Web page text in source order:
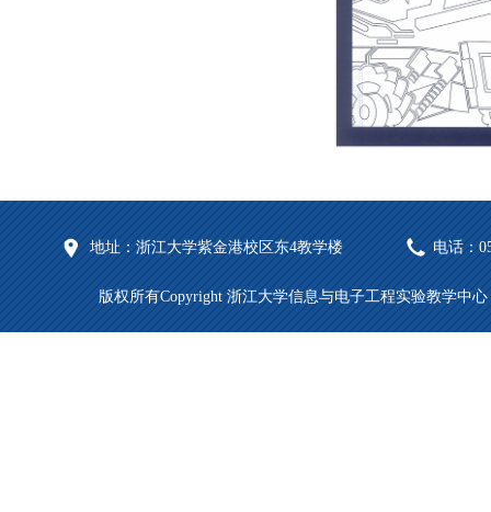
地址：浙江大学紫金港校区东4教学楼 电话：
版权所有Copyright 浙江大学信息与电子工程实验教学中心